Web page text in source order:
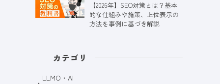
【2026年】SEO対策とは？基本
的な仕組みや施策、上位表示の
方法を事例に基づき解説
カテゴリ
LLMO・AI